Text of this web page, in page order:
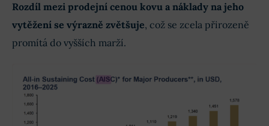
Rozdíl mezi prodejní cenou kovu a náklady na jeho
vytěžení se výrazně zvětšuje, což se zcela přirozeně
promítá do vyšších marží.